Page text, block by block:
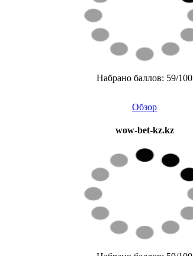
Набрано баллов: 59/100
Обзор
wow-bet-kz.kz